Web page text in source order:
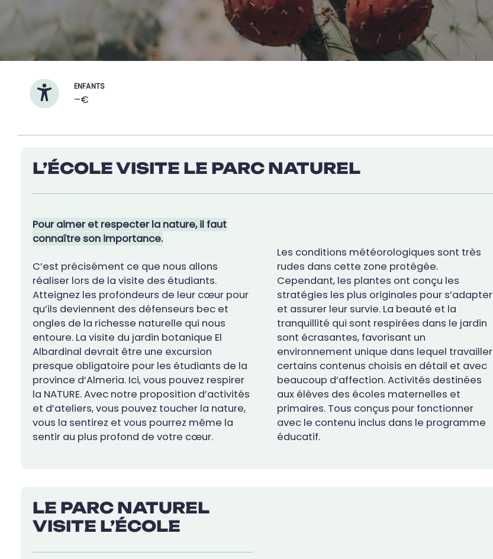
ENFANTS
–€
L’ÉCOLE VISITE LE PARC NATUREL
Pour aimer et respecter la nature, il faut
connaître son importance.
C’est précisément ce que nous allons
réaliser lors de la visite des étudiants.
Atteignez les profondeurs de leur cœur pour
qu’ils deviennent des défenseurs bec et
ongles de la richesse naturelle qui nous
entoure. La visite du jardin botanique El
Albardinal devrait être une excursion
presque obligatoire pour les étudiants de la
province d’Almeria. Ici, vous pouvez respirer
la NATURE. Avec notre proposition d’activités
et d’ateliers, vous pouvez toucher la nature,
vous la sentirez et vous pourrez même la
sentir au plus profond de votre cœur.
Les conditions météorologiques sont très
rudes dans cette zone protégée.
Cependant, les plantes ont conçu les
stratégies les plus originales pour s’adapter
et assurer leur survie. La beauté et la
tranquillité qui sont respirées dans le jardin
sont écrasantes, favorisant un
environnement unique dans lequel travailler
certains contenus choisis en détail et avec
beaucoup d’affection. Activités destinées
aux élèves des écoles maternelles et
primaires. Tous conçus pour fonctionner
avec le contenu inclus dans le programme
éducatif.
LE PARC NATUREL
VISITE L’ÉCOLE